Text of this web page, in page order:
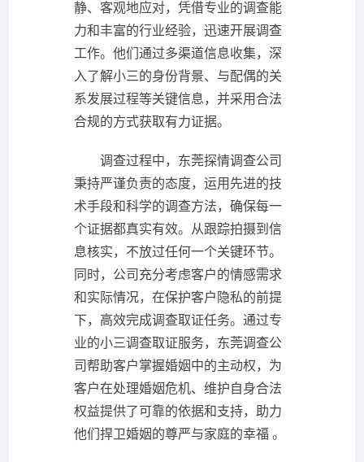
静、客观地应对，凭借专业的调查能
力和丰富的行业经验，迅速开展调查
工作。他们通过多渠道信息收集，深
入了解小三的身份背景、与配偶的关
系发展过程等关键信息，并采用合法
合规的方式获取有力证据。
调查过程中，东莞探情调查公司
秉持严谨负责的态度，运用先进的技
术手段和科学的调查方法，确保每一
个证据都真实有效。从跟踪拍摄到信
息核实，不放过任何一个关键环节。
同时，公司充分考虑客户的情感需求
和实际情况，在保护客户隐私的前提
下，高效完成调查取证任务。通过专
业的小三调查取证服务，东莞调查公
司帮助客户掌握婚姻中的主动权，为
客户在处理婚姻危机、维护自身合法
权益提供了可靠的依据和支持，助力
他们捍卫婚姻的尊严与家庭的幸福 。